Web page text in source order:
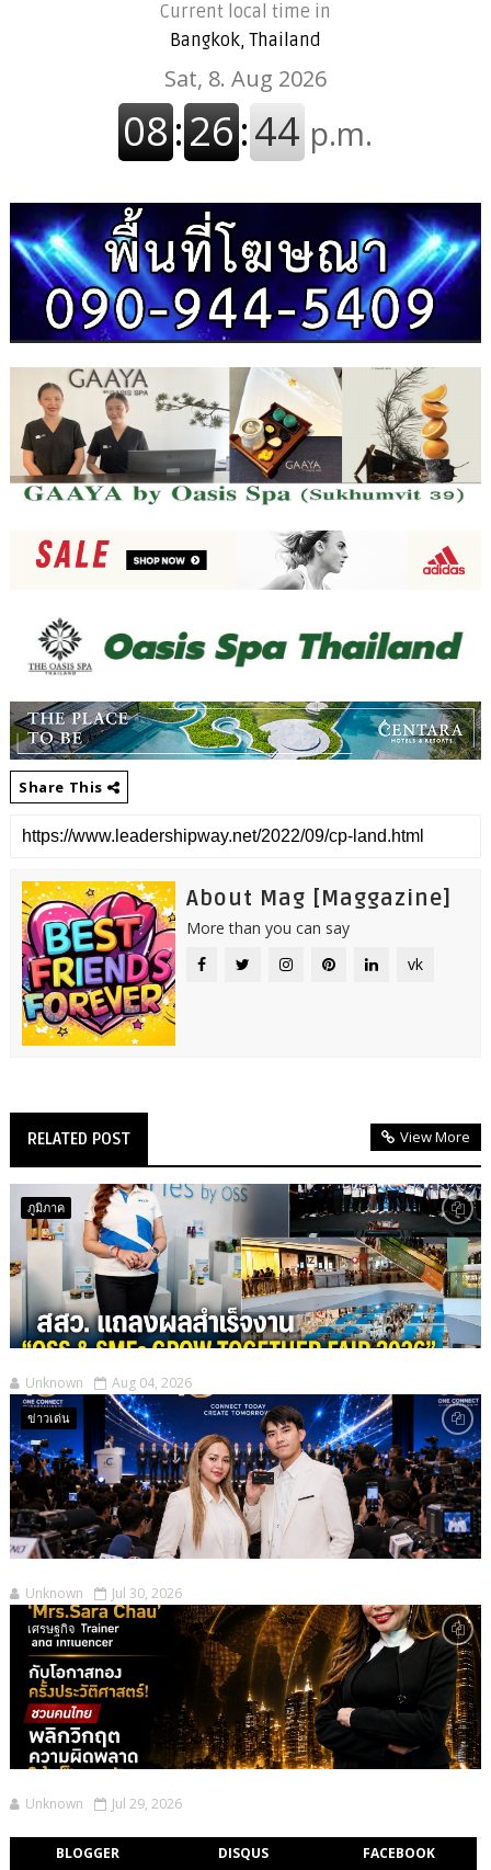
Current local time in
Bangkok, Thailand
Share This
About Mag [Maggazine]
More than you can say
vk
RELATED POST View More
ภูมิภาค
Unknown Aug 04, 2026
ข่าวเด่น
Unknown Jul 30, 2026
เศรษฐกิจ
Unknown Jul 29, 2026
BLOGGER DISQUS FACEBOOK